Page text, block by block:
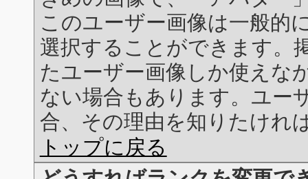
このユーザー画像は一般的
選択することができます。
たユーザー画像しか使えな
ない場合もあります。ユー
合、その理由を知りたけれ
トップに戻る